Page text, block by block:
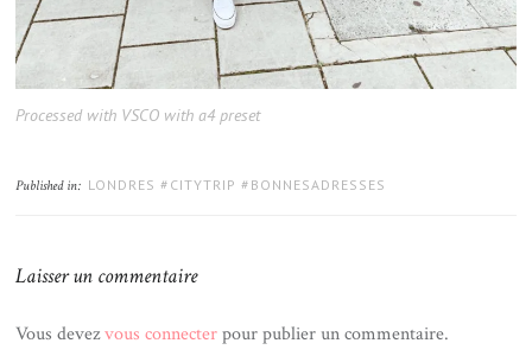
Processed with VSCO with a4 preset
Published in: LONDRES #CITYTRIP #BONNESADRESSES
Laisser un commentaire
Vous devezvous connecterpour publier un commentaire.